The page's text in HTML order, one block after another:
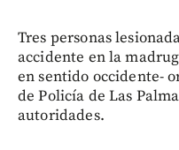
Tres personas
accidente en la
en sentido occidente-
de Policía de Las
autoridades.